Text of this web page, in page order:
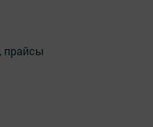
прайсы